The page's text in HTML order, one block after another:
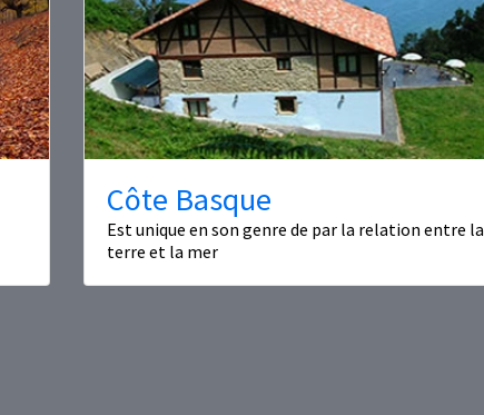
Côte Basque
Est unique en son genre de par la relation entre la
terre et la mer